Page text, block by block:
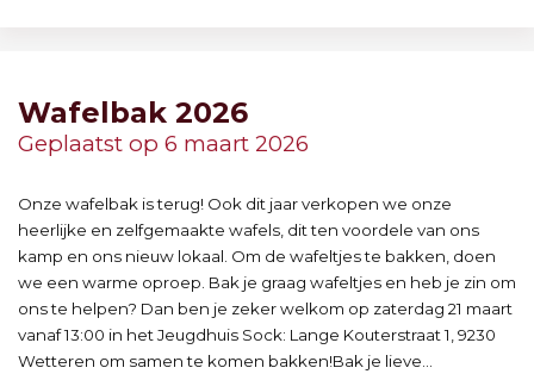
Wafelbak 2026
Geplaatst op 6 maart 2026
Onze wafelbak is terug! Ook dit jaar verkopen we onze
heerlijke en zelfgemaakte wafels, dit ten voordele van ons
kamp en ons nieuw lokaal. Om de wafeltjes te bakken, doen
we een warme oproep. Bak je graag wafeltjes en heb je zin om
ons te helpen? Dan ben je zeker welkom op zaterdag 21 maart
vanaf 13:00 in het Jeugdhuis Sock: Lange Kouterstraat 1, 9230
Wetteren om samen te komen bakken!Bak je lieve...